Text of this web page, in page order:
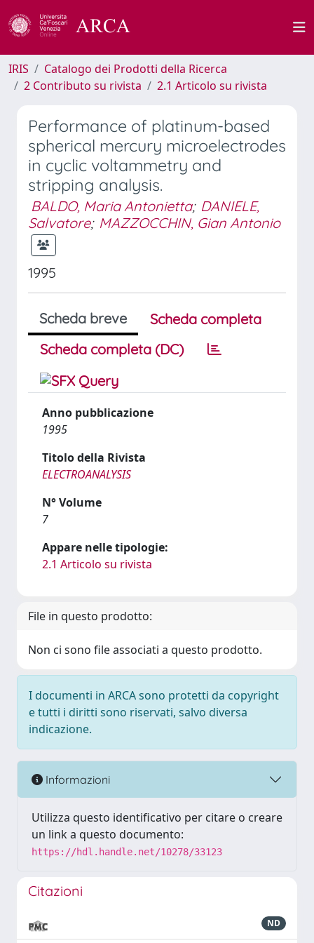
IRIS
Catalogo dei Prodotti della Ricerca
2 Contributo su rivista
2.1 Articolo su rivista
Performance of platinum-based
spherical mercury microelectrodes
in cyclic voltammetry and
stripping analysis.
BALDO, Maria Antonietta; DANIELE,
Salvatore; MAZZOCCHIN, Gian Antonio
1995
Scheda breve
Scheda completa
Scheda completa (DC)
Anno pubblicazione
1995
Titolo della Rivista
ELECTROANALYSIS
N° Volume
7
Appare nelle tipologie:
2.1 Articolo su rivista
File in questo prodotto:
Non ci sono file associati a questo prodotto.
I documenti in ARCA sono protetti da copyright
e tutti i diritti sono riservati, salvo diversa
indicazione.
Informazioni
Utilizza questo identificativo per citare o creare
un link a questo documento:
https://hdl.handle.net/10278/33123
Citazioni
ND